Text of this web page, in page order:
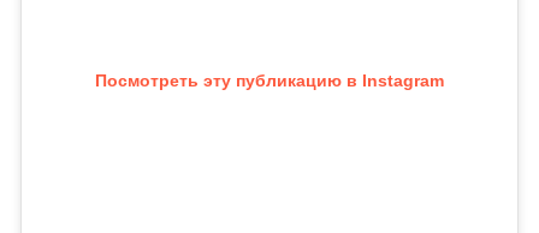
Посмотреть эту публикацию в Instagram